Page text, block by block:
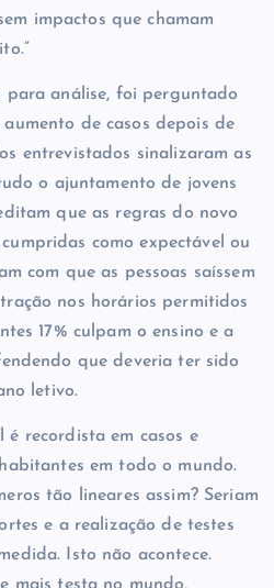
impactos que chamam
para análise, foi perguntado
de casos depois de
entrevistados sinalizaram as
o ajuntamento de jovens
que as regras do novo
como expectável ou
com que as pessoas saíssem
nos horários permitidos
17% culpam o ensino e a
que deveria ter sido
letivo.
é recordista em casos e
em todo o mundo.
tão lineares assim? Seriam
e a realização de testes
Isto não acontece.
mais testa no mundo,